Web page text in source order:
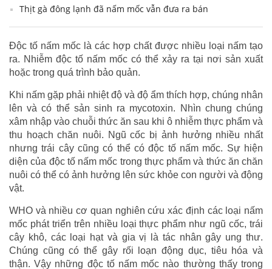
Thịt gà đông lạnh đã nấm mốc vẫn đưa ra bán
Độc tố nấm mốc là các hợp chất được nhiều loại nấm tạo
ra. Nhiễm độc tố nấm mốc có thể xảy ra tại nơi sản xuất
hoặc trong quá trình bảo quản.
Khi nấm gặp phải nhiệt độ và độ ẩm thích hợp, chúng nhân
lên và có thể sản sinh ra mycotoxin. Nhìn chung chúng
xâm nhập vào chuỗi thức ăn sau khi ô nhiễm thực phẩm và
thu hoạch chăn nuôi. Ngũ cốc bị ảnh hưởng nhiều nhất
nhưng trái cây cũng có thể có độc tố nấm mốc. Sự hiện
diện của độc tố nấm mốc trong thực phẩm và thức ăn chăn
nuôi có thể có ảnh hưởng lên sức khỏe con người và động
vật.
WHO và nhiều cơ quan nghiên cứu xác định các loại nấm
mốc phát triển trên nhiều loại thực phẩm như ngũ cốc, trái
cây khô, các loại hạt và gia vị là tác nhân gây ung thư.
Chúng cũng có thể gây rối loạn động dục, tiêu hóa và
thận. Vậy những độc tố nấm mốc nào thường thấy trong